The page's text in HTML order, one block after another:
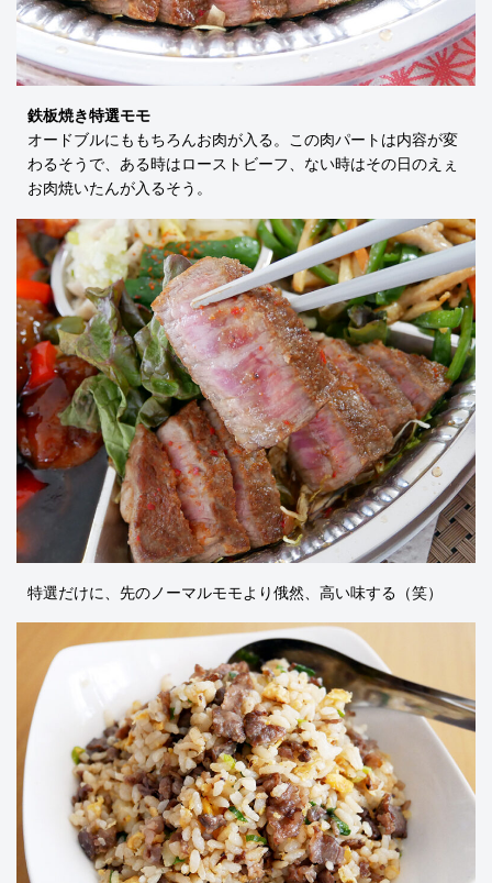
鉄板焼き特選モモ
オードブルにももちろんお肉が入る。この肉パートは内容が変
わるそうで、ある時はローストビーフ、ない時はその日のえぇ
お肉焼いたんが入るそう。
特選だけに、先のノーマルモモより俄然、高い味する（笑）